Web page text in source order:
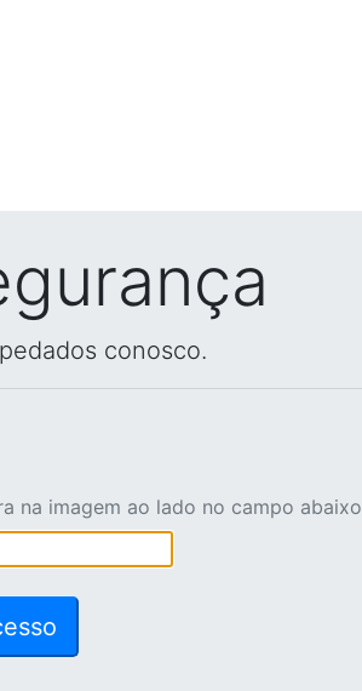
conosco.
na imagem ao lado no campo abaixo